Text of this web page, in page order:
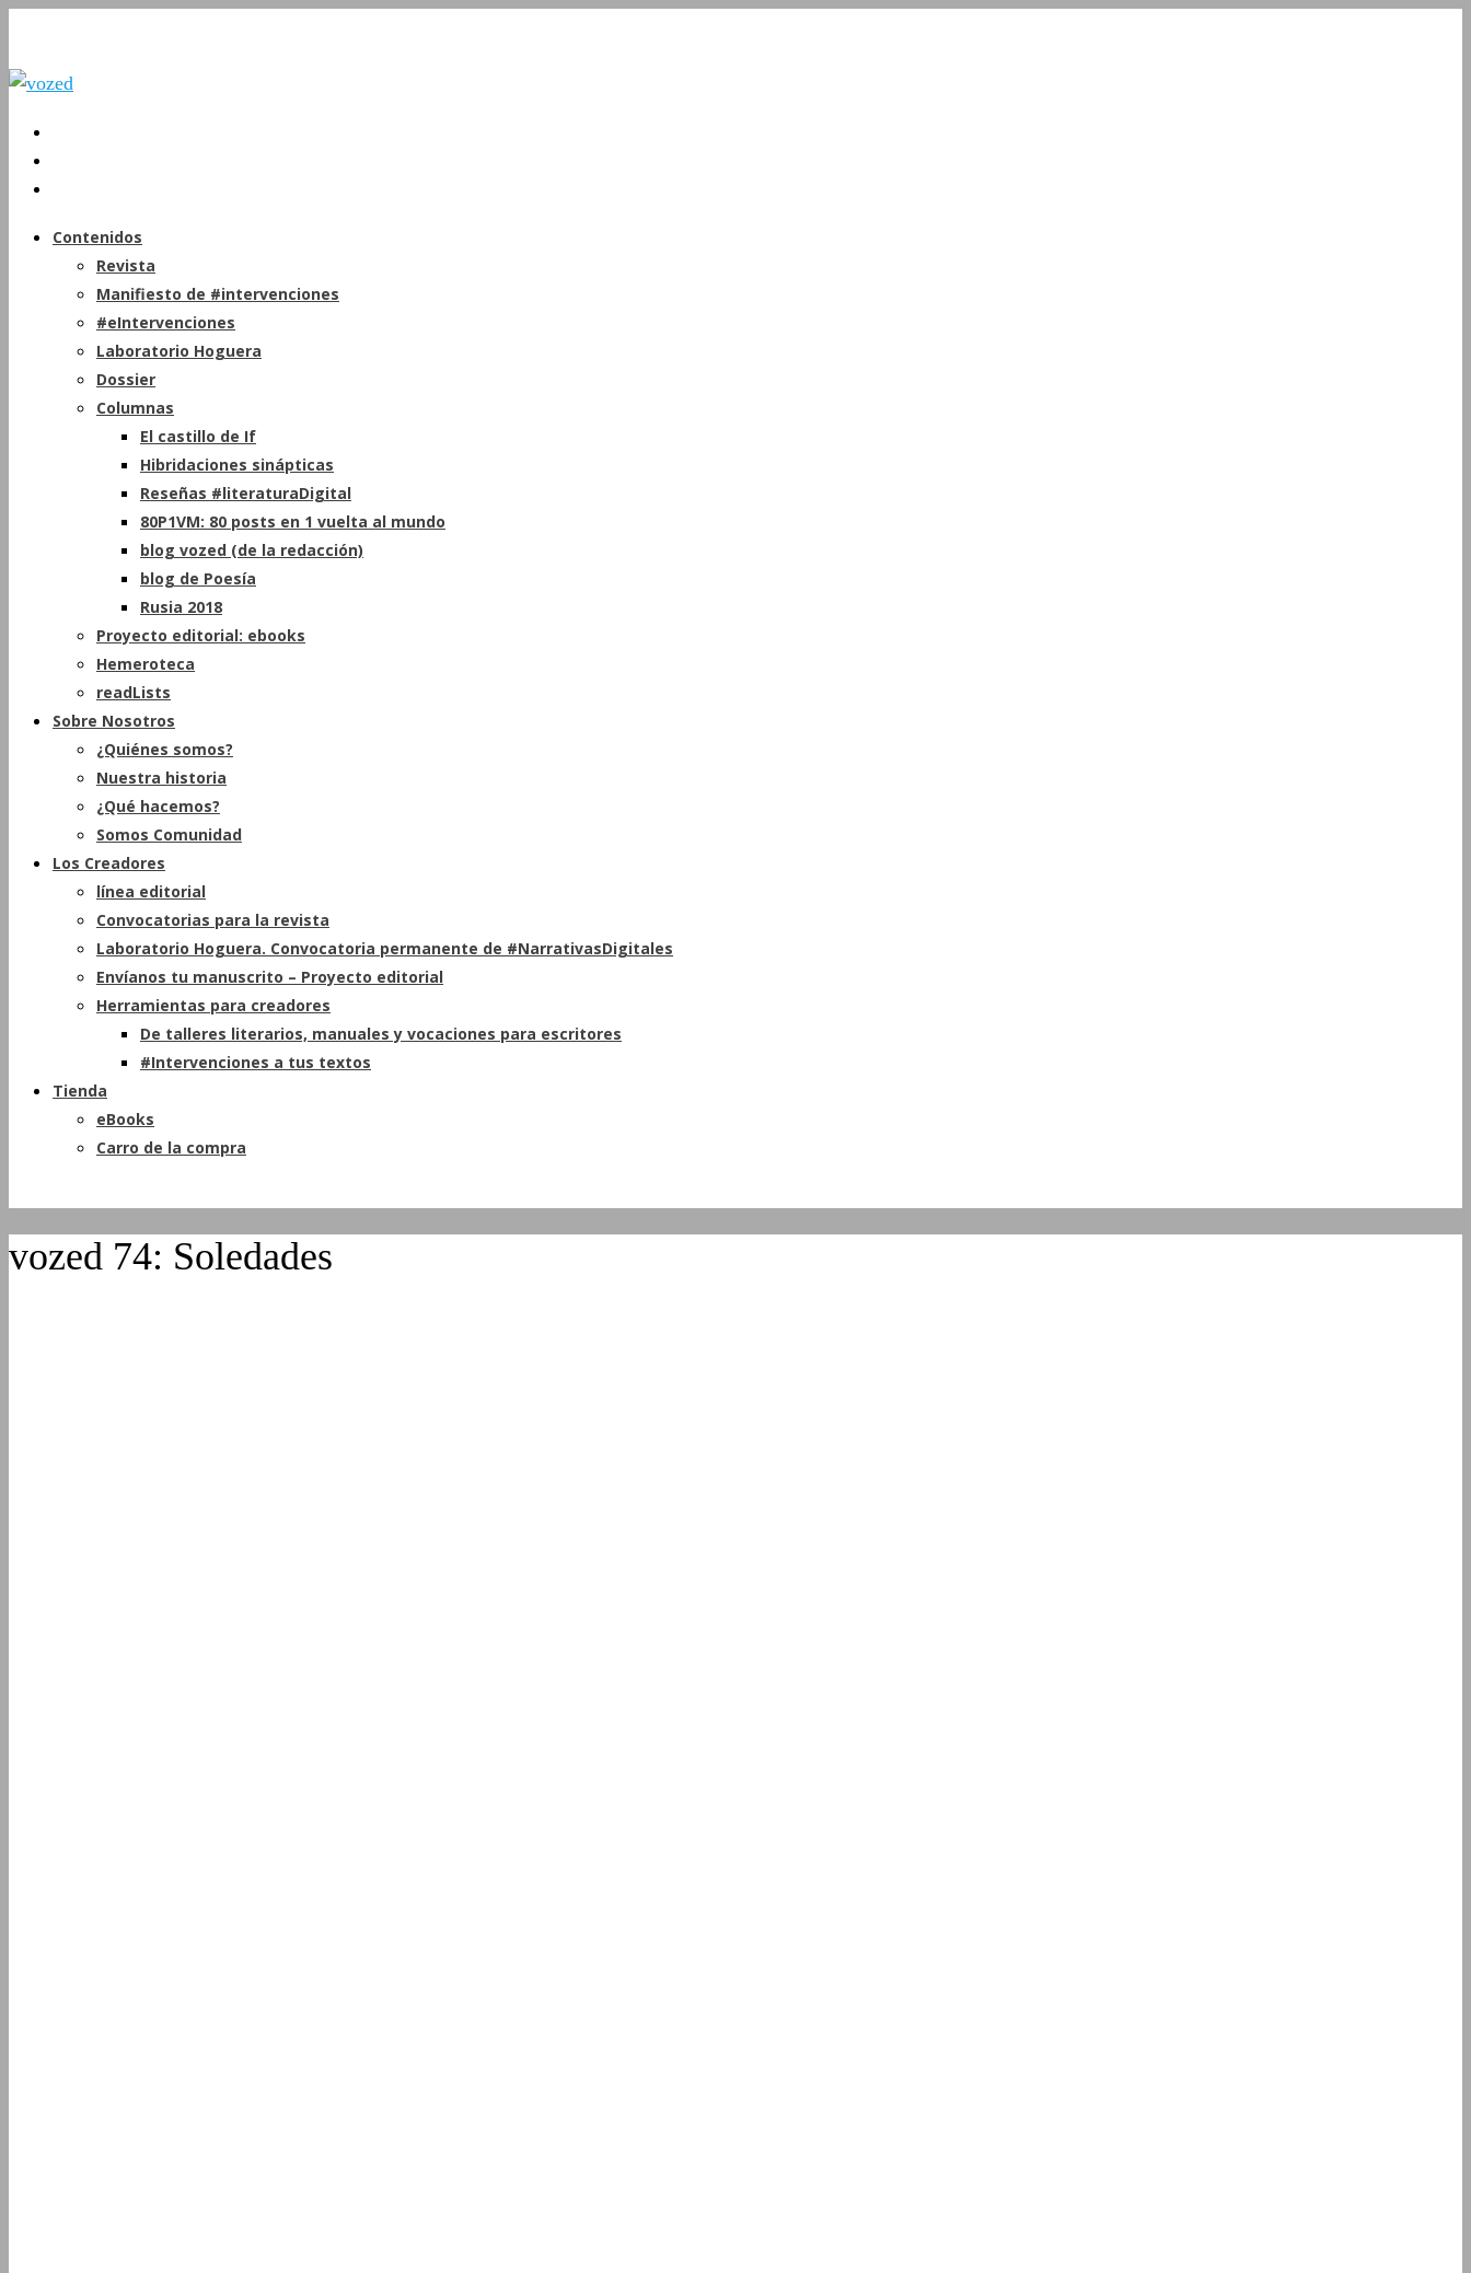
Contenidos
Revista
Manifiesto de #intervenciones
#eIntervenciones
Laboratorio Hoguera
Dossier
Columnas
El castillo de If
Hibridaciones sinápticas
Reseñas #literaturaDigital
80P1VM: 80 posts en 1 vuelta al mundo
blog vozed (de la redacción)
blog de Poesía
Rusia 2018
Proyecto editorial: ebooks
Hemeroteca
readLists
Sobre Nosotros
¿Quiénes somos?
Nuestra historia
¿Qué hacemos?
Somos Comunidad
Los Creadores
línea editorial
Convocatorias para la revista
Laboratorio Hoguera. Convocatoria permanente de #NarrativasDigitales
Envíanos tu manuscrito – Proyecto editorial
Herramientas para creadores
De talleres literarios, manuales y vocaciones para escritores
#Intervenciones a tus textos
Tienda
eBooks
Carro de la compra
vozed 74: Soledades